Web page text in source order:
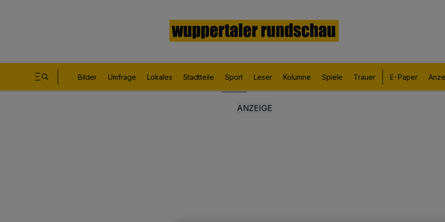
Bilder Umfrage Lokales Stadtteile Sport Leser Kolumne Spiele Trauer E-Paper